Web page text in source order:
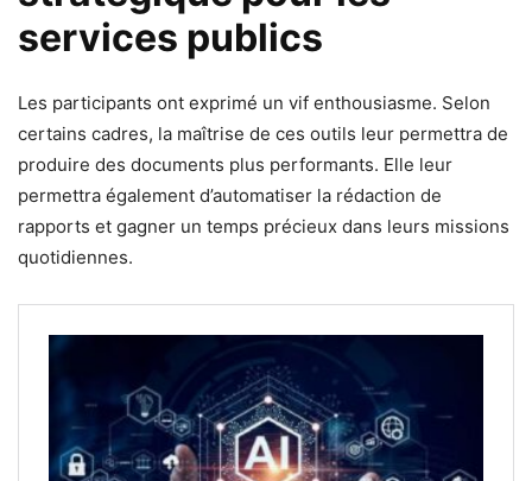
services publics
Les participants ont exprimé un vif enthousiasme. Selon
certains cadres, la maîtrise de ces outils leur permettra de
produire des documents plus performants. Elle leur
permettra également d’automatiser la rédaction de
rapports et gagner un temps précieux dans leurs missions
quotidiennes.